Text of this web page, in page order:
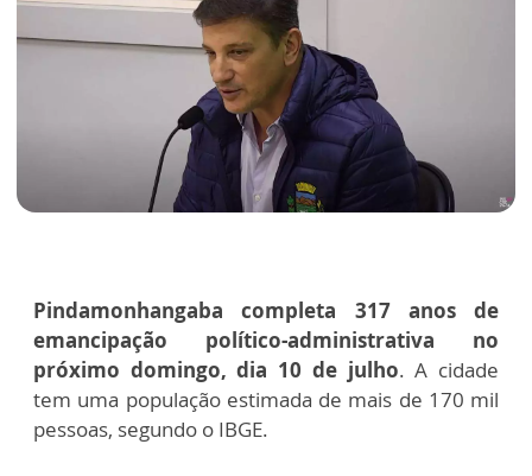
Pindamonhangaba completa 317 anos de
emancipação político-administrativa no
próximo domingo, dia 10 de julho. A cidade
tem uma população estimada de mais de 170 mil
pessoas, segundo o IBGE.